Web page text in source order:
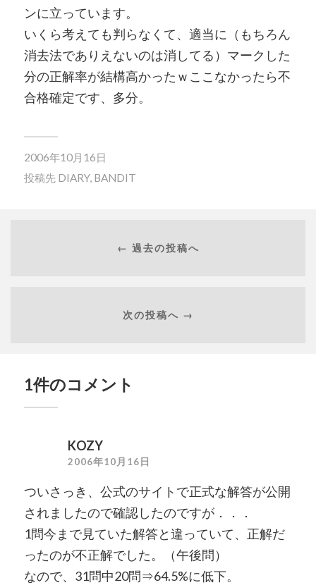
ンに立っています。
いくら考えても判らなくて、適当に（もちろん
消去法でありえないのは消してる）マークした
分の正解率が結構高かったｗここなかったら不
合格確定です、多分。
2006年10月16日
投稿先 DIARY, BANDIT
← 過去の投稿へ
次の投稿へ →
1件のコメント
KOZY
2006年10月16日
ついさっき、公式のサイトで正式な解答が公開
されましたので確認したのですが．．．
1問今まで見ていた解答と違っていて、正解だ
ったのが不正解でした。（午後問）
なので、31問中20問⇒64.5%に低下。